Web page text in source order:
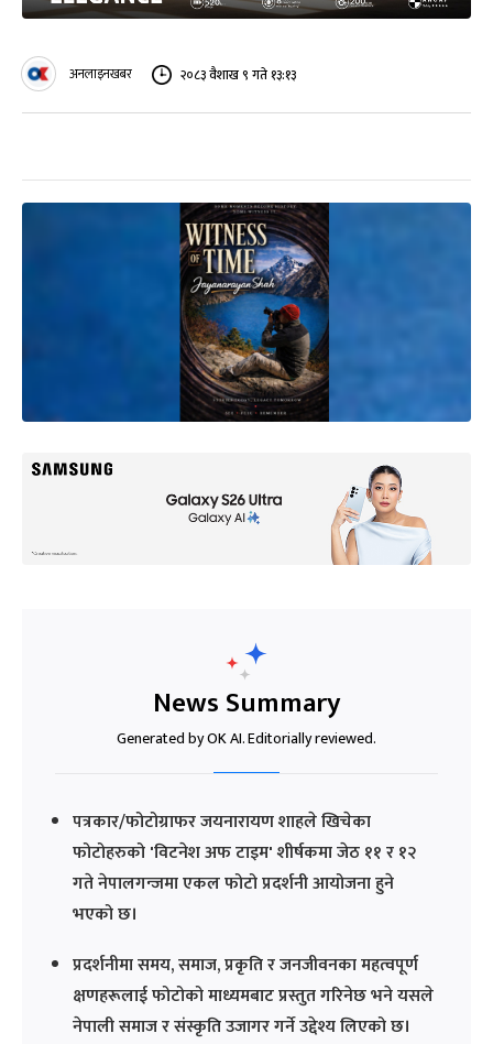
अनलाइनखबर २०८३ वैशाख ९ गते १३:१३
News Summary
Generated by OK AI. Editorially reviewed.
पत्रकार/फोटोग्राफर जयनारायण शाहले खिचेका
फोटोहरुको 'विटनेश अफ टाइम' शीर्षकमा जेठ ११ र १२
गते नेपालगन्जमा एकल फोटो प्रदर्शनी आयोजना हुने
भएको छ।
प्रदर्शनीमा समय, समाज, प्रकृति र जनजीवनका महत्वपूर्ण
क्षणहरूलाई फोटोको माध्यमबाट प्रस्तुत गरिनेछ भने यसले
नेपाली समाज र संस्कृति उजागर गर्ने उद्देश्य लिएको छ।